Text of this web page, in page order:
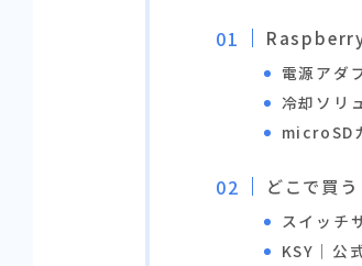
Raspberry
電源アダ
冷却ソリ
microSD
どこで買
スイッチ
KSY｜公